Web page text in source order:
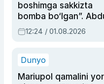
boshimga sakkizta
bomba bo‘lgan”.
Oripovni siyosiy
ayblovlardan asrab
12:24 / 01.08.2026
Dunyo
Mariupol qamalini